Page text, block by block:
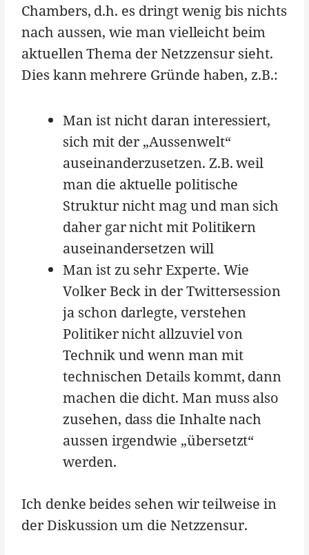
Chambers, d.h. es dringt wenig bis nichts
nach aussen, wie man vielleicht beim
aktuellen Thema der Netzzensur sieht.
Dies kann mehrere Gründe haben, z.B.:
Man ist nicht daran interessiert,
sich mit der „Aussenwelt“
auseinanderzusetzen. Z.B. weil
man die aktuelle politische
Struktur nicht mag und man sich
daher gar nicht mit Politikern
auseinandersetzen will
Man ist zu sehr Experte. Wie
Volker Beck in der Twittersession
ja schon darlegte, verstehen
Politiker nicht allzuviel von
Technik und wenn man mit
technischen Details kommt, dann
machen die dicht. Man muss also
zusehen, dass die Inhalte nach
aussen irgendwie „übersetzt“
werden.
Ich denke beides sehen wir teilweise in
der Diskussion um die Netzzensur.